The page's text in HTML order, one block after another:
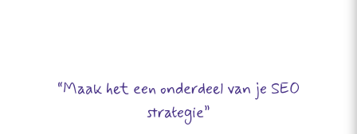
“Maak het een onderdeel van je SEO
strategie”